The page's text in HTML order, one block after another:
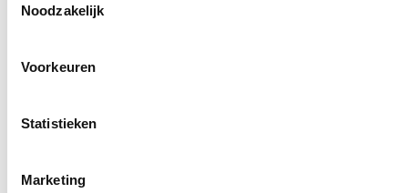
Noodzakelijk
Voorkeuren
Statistieken
Marketing
Wil je weten hoe hypnose precies werkt? Kom dan
Of schrijf je in voor een van